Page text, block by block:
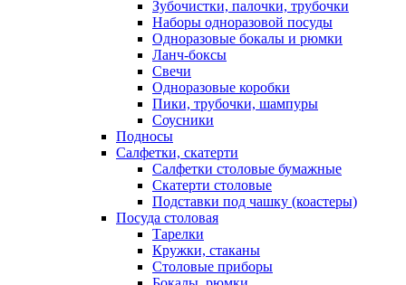
Зубочистки, палочки, трубочки
Наборы одноразовой посуды
Одноразовые бокалы и рюмки
Ланч-боксы
Свечи
Одноразовые коробки
Пики, трубочки, шампуры
Соусники
Подносы
Салфетки, скатерти
Салфетки столовые бумажные
Скатерти столовые
Подставки под чашку (коастеры)
Посуда столовая
Тарелки
Кружки, стаканы
Столовые приборы